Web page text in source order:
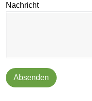
Nachricht
Absenden